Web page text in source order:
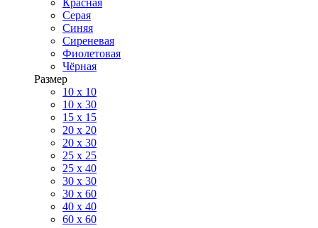
Красная
Серая
Синяя
Сиреневая
Фиолетовая
Чёрная
Размер
10 х 10
10 x 30
15 x 15
20 х 20
20 x 30
25 x 25
25 x 40
30 x 30
30 х 60
40 х 40
60 х 60